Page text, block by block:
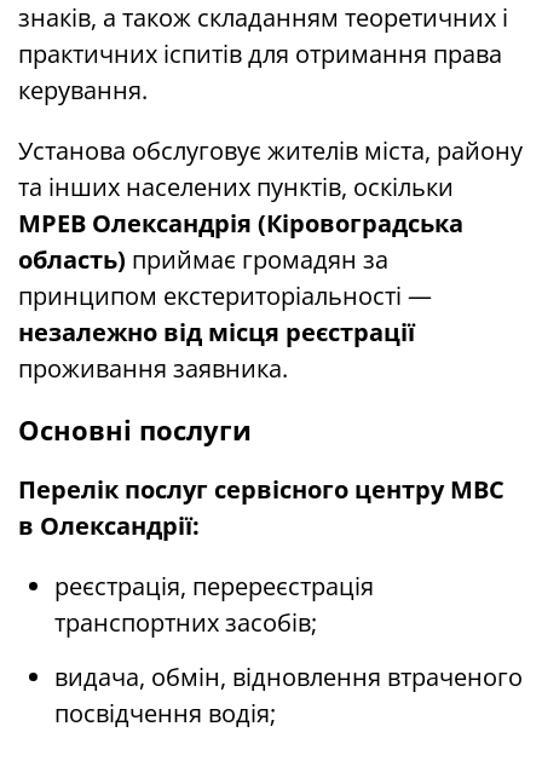
знаків, а також складанням теоретичних і
практичних іспитів для отримання права
керування.
Установа обслуговує жителів міста, району
та інших населених пунктів, оскільки
МРЕВ Олександрія (Кіровоградська
область) приймає громадян за
принципом екстериторіальності —
незалежно від місця реєстрації
проживання заявника.
Основні послуги
Перелік послуг сервісного центру МВС
в Олександрії:
реєстрація, перереєстрація
транспортних засобів;
видача, обмін, відновлення втраченого
посвідчення водія;